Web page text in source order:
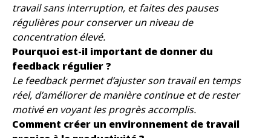
travail sans interruption, et faites des pauses
régulières pour conserver un niveau de
concentration élevé.
Pourquoi est-il important de donner du
feedback régulier ?
Le feedback permet d’ajuster son travail en temps
réel, d’améliorer de manière continue et de rester
motivé en voyant les progrès accomplis.
Comment créer un environnement de travail